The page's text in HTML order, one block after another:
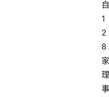
自
1
2
8
家
理
事